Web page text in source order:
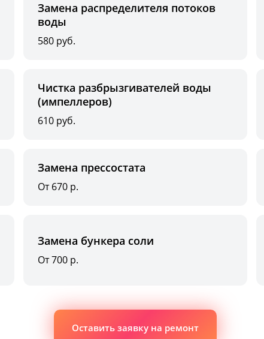
Замена распределителя потоков
воды
580 руб.
Чистка разбрызгивателей воды
(импеллеров)
610 руб.
Замена прессостата
От 670 р.
Замена бункера соли
От 700 р.
Оставить заявку на ремонт